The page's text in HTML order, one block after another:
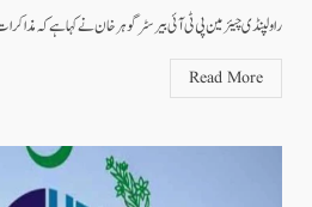
راولپنڈی چیئرمین پی ٹی آئی بیرسٹر گوہر خان نے کہا ہے کہ
Read More